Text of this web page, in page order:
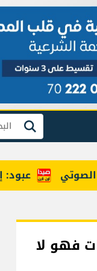
بحث
عبود: إنخفاض حركة
فهو لا